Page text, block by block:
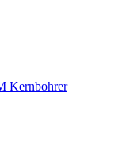
Kernbohrer